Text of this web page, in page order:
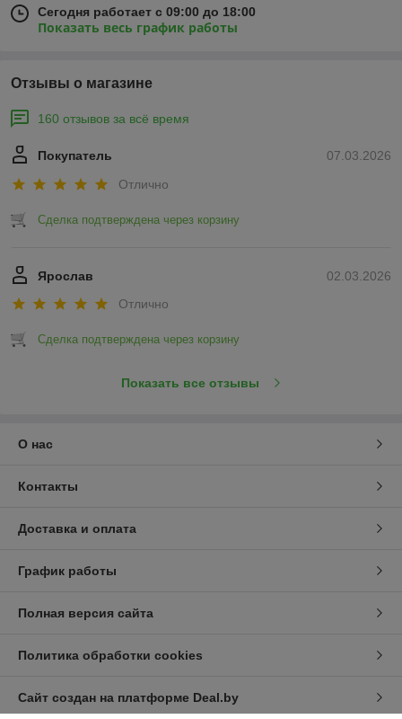
Сегодня работает с 09:00 до 18:00
Показать весь график работы
Отзывы о магазине
160 отзывов за всё время
07.03.2026
Покупатель
Отлично
Сделка подтверждена через корзину
02.03.2026
Ярослав
Отлично
Сделка подтверждена через корзину
Показать все отзывы
О нас
Контакты
Доставка и оплата
График работы
Полная версия сайта
Политика обработки cookies
Сайт создан на платформе Deal.by